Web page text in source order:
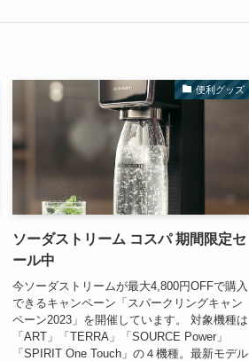
便利グッズ
ソーダストリーム コスパ 期間限定セ
ール中
今ソーダストリームが最大4,800円OFFで購入
できるキャンペーン「スパークリングキャン
ペーン2023」を開催しています。 対象機種は
「ART」「TERRA」「SOURCE Power」
「SPIRIT One Touch」の４機種。最新モデル